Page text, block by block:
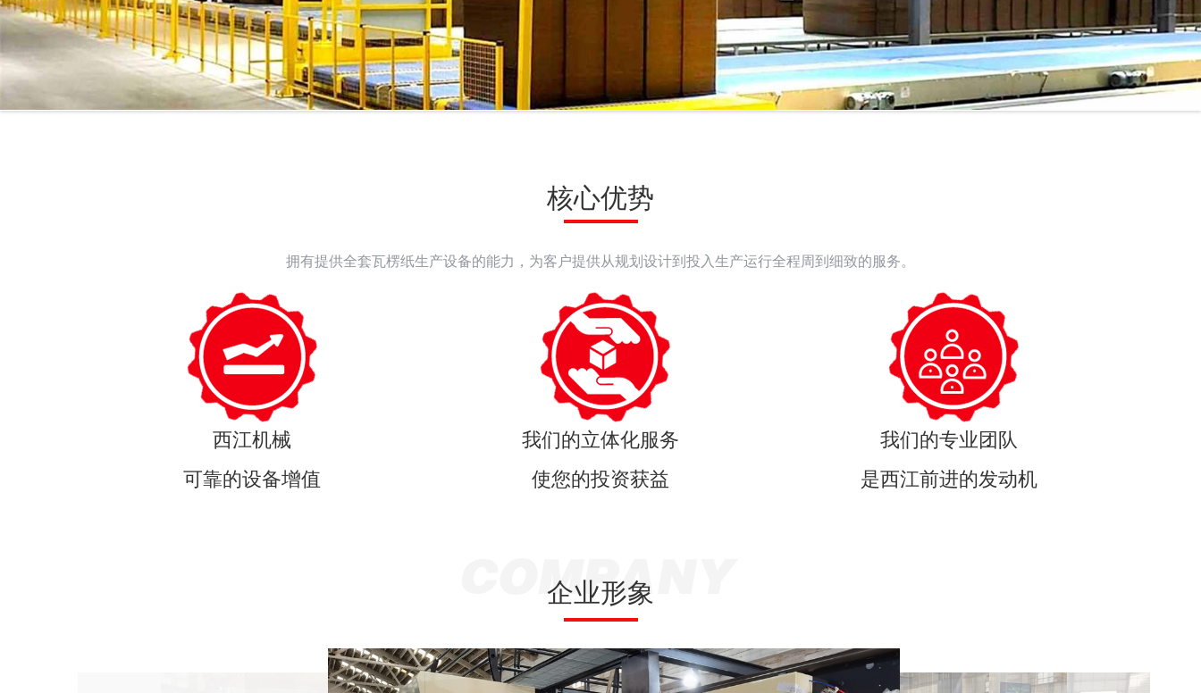
核心优势
拥有提供全套瓦楞纸生产设备的能力，为客户提供从规划设计到投入生产运行全程周到细致的服务。
西江机械
可靠的设备增值
我们的立体化服务
使您的投资获益
我们的专业团队
是西江前进的发动机
企业形象